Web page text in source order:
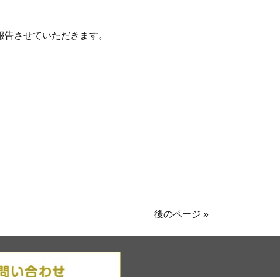
させていただきます。
後のページ »